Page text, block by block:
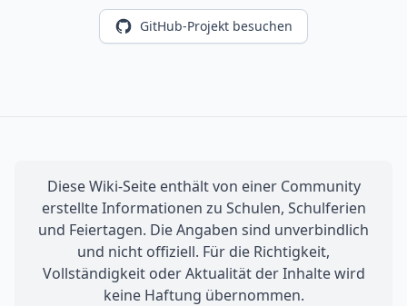
GitHub-Projekt besuchen
Diese Wiki-Seite enthält von einer Community
erstellte Informationen zu Schulen, Schulferien
und Feiertagen. Die Angaben sind unverbindlich
und nicht offiziell. Für die Richtigkeit,
Vollständigkeit oder Aktualität der Inhalte wird
keine Haftung übernommen.